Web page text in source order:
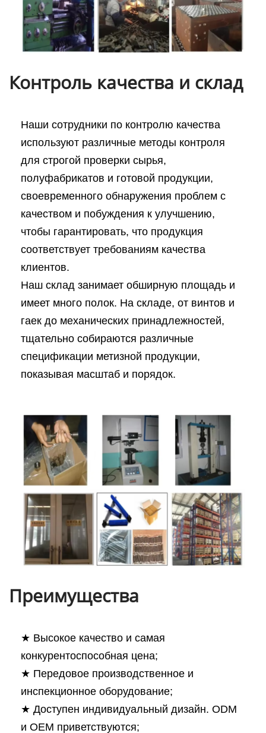
Контроль качества и склад
Наши сотрудники по контролю качества
используют различные методы контроля
для строгой проверки сырья,
полуфабрикатов и готовой продукции,
своевременного обнаружения проблем с
качеством и побуждения к улучшению,
чтобы гарантировать, что продукция
соответствует требованиям качества
клиентов.
Наш склад занимает обширную площадь и
имеет много полок. На складе, от винтов и
гаек до механических принадлежностей,
тщательно собираются различные
спецификации метизной продукции,
показывая масштаб и порядок.
Преимущества
★ Высокое качество и самая
конкурентоспособная цена;
★ Передовое производственное и
инспекционное оборудование;
★ Доступен индивидуальный дизайн. ODM
и OEM приветствуются;